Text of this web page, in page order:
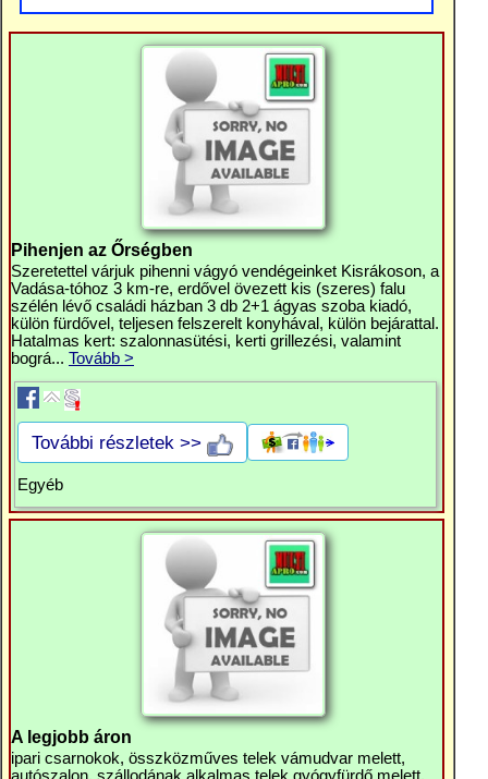
Pihenjen az Őrségben
Szeretettel várjuk pihenni vágyó vendégeinket Kisrákoson, a
Vadása-tóhoz 3 km-re, erdővel övezett kis (szeres) falu
szélén lévő családi házban 3 db 2+1 ágyas szoba kiadó,
külön fürdővel, teljesen felszerelt konyhával, külön bejárattal.
Hatalmas kert: szalonnasütési, kerti grillezési, valamint
bográ... Tovább >
További részletek >>
Egyéb
A legjobb áron
ipari csarnokok, összközműves telek vámudvar melett,